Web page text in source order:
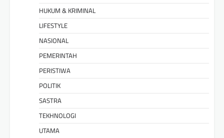
HUKUM & KRIMINAL
LIFESTYLE
NASIONAL
PEMERINTAH
PERISTIWA
POLITIK
SASTRA
TEKHNOLOGI
UTAMA